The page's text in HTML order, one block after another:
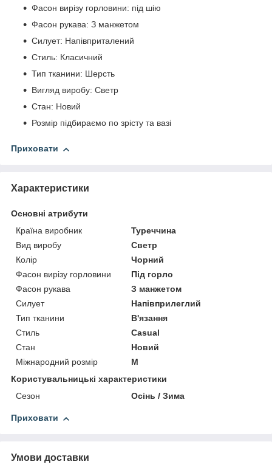
Фасон вирізу горловини: під шію
Фасон рукава: З манжетом
Силует: Напівприталений
Стиль: Класичний
Тип тканини: Шерсть
Вигляд виробу: Светр
Стан: Новий
Розмір підбираємо по зрісту та вазі
Приховати
Характеристики
Основні атрибути
Країна виробник
Туреччина
Вид виробу
Светр
Колір
Чорний
Фасон вирізу горловини
Під горло
Фасон рукава
З манжетом
Силует
Напівприлеглий
Тип тканини
В'язання
Стиль
Casual
Стан
Новий
Міжнародний розмір
M
Користувальницькі характеристики
Сезон
Осінь / Зима
Приховати
Умови доставки